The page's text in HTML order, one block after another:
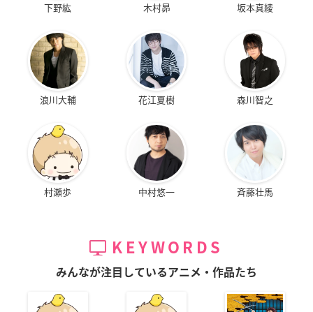
下野紘 木村昴 坂本真綾
浪川大輔 花江夏樹 森川智之
村瀬歩 中村悠一 斉藤壮馬
KEYWORDS
みんなが注目しているアニメ・作品たち